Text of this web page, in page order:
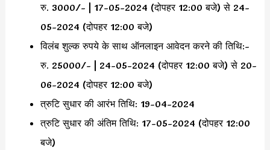
रु. 3000/- | 17-05-2024 (दोपहर 12:00 बजे) से 24-
05-2024 (दोपहर 12:00 बजे)
विलंब शुल्क रुपये के साथ ऑनलाइन आवेदन करने की तिथि:-
रु. 25000/- | 24-05-2024 (दोपहर 12:00 बजे) से 20-
06-2024 (दोपहर 12:00 बजे)
त्रुटि सुधार की आरंभ तिथि: 19-04-2024
त्रुटि सुधार की अंतिम तिथि: 17-05-2024 (दोपहर 12:00
बजे)